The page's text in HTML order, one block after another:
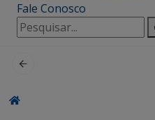
Fale Conosco
Pesquisar
por: